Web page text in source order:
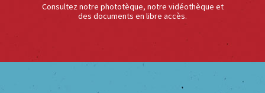
Consultez notre phototèque, notre vidéothèque et
des documents en libre accès.